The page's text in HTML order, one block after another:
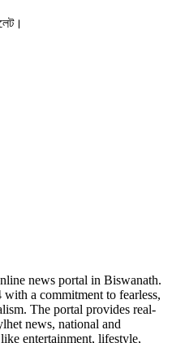
news portal in Biswanath.
a commitment to fearless,
The portal provides real-
news, national and
entertainment, lifestyle,